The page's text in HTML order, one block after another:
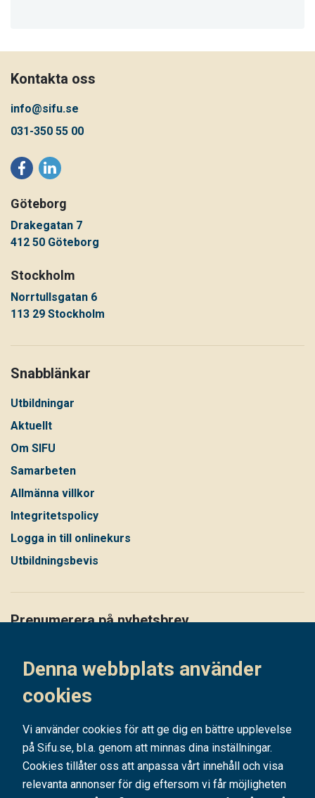
Denna webbplats använder
cookies
Vi använder cookies för att ge dig en bättre upplevelse
på Sifu.se, bl.a. genom att minnas dina inställningar.
Cookies tillåter oss att anpassa vårt innehåll och visa
relevanta annonser för dig eftersom vi får möjligheten
Kontakta oss
info@sifu.se
031-350 55 00
Göteborg
Drakegatan 7
412 50 Göteborg
Stockholm
Norrtullsgatan 6
113 29 Stockholm
Snabblänkar
Utbildningar
Aktuellt
Om SIFU
Samarbeten
Allmänna villkor
Integritetspolicy
Logga in till onlinekurs
Utbildningsbevis
Prenumerera på nyhetsbrev
Prenumerera